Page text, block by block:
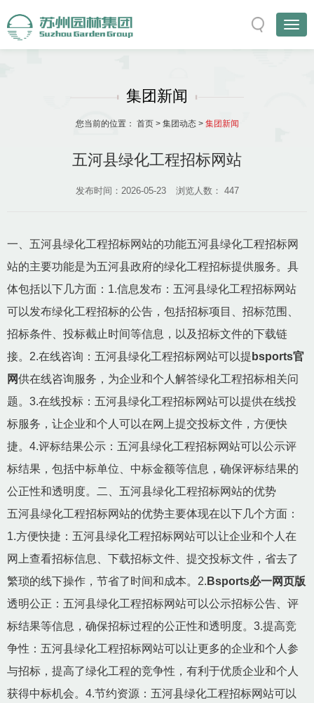
集团新闻
您当前的位置： 首页> 集团动态> 集团新闻
五河县绿化工程招标网站
发布时间：2026-05-23 浏览人数： 447
一、五河县绿化工程招标网站的功能五河县绿化工程招标网
站的主要功能是为五河县政府的绿化工程招标提供服务。具
体包括以下几方面：1.信息发布：五河县绿化工程招标网站
可以发布绿化工程招标的公告，包括招标项目、招标范围、
招标条件、投标截止时间等信息，以及招标文件的下载链
接。2.在线咨询：五河县绿化工程招标网站可以提 bsports官
网供在线咨询服务，为企业和个人解答绿化工程招标相关问
题。3.在线投标：五河县绿化工程招标网站可以提供在线投
标服务，让企业和个人可以在网上提交投标文件，方便快
捷。4.评标结果公示：五河县绿化工程招标网站可以公示评
标结果，包括中标单位、中标金额等信息，确保评标结果的
公正性和透明度。二、五河县绿化工程招标网站的优势
五河县绿化工程招标网站的优势主要体现在以下几个方面：
1.方便快捷：五河县绿化工程招标网站可以让企业和个人在
网上查看招标信息、下载招标文件、提交投标文件，省去了
繁琐的线下操作，节省了时间和成本。2. Bsports必一网页版
透明公正：五河县绿化工程招标网站可以公示招标公告、评
标结果等信息，确保招标过程的公正性和透明度。3.提高竞
争性：五河县绿化工程招标网站可以让更多的企业和个人参
与招标，提高了绿化工程的竞争性，有利于优质企业和个人
获得中标机会。4.节约资源：五河县绿化工程招标网站可以